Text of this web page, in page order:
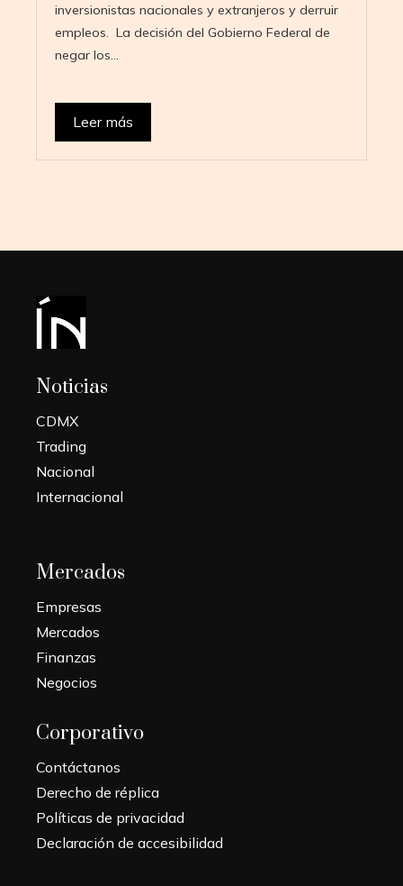
inversionistas nacionales y extranjeros y derruir
empleos. La decisión del Gobierno Federal de
negar los…
Leer más
Noticias
CDMX
Trading
Nacional
Internacional
Mercados
Empresas
Mercados
Finanzas
Negocios
Corporativo
Contáctanos
Derecho de réplica
Políticas de privacidad
Declaración de accesibilidad